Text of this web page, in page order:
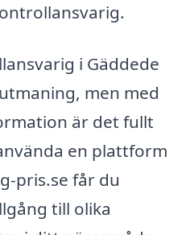
i Gäddede
men med
är det fullt
en plattform
pris.se får du
till olika